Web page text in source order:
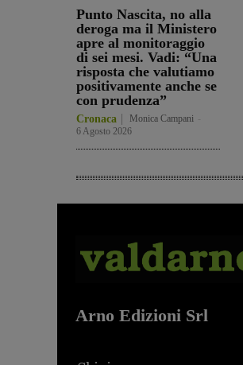
Punto Nascita, no alla
deroga ma il Ministero
apre al monitoraggio
di sei mesi. Vadi: “Una
risposta che valutiamo
positivamente anche se
con prudenza”
Cronaca Monica Campani
6 Agosto 2026
Arno Edizioni Srl